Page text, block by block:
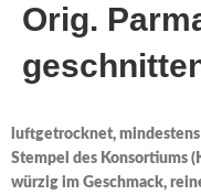
Orig.
luftgetrocknet,
Stempel des Konsortiums
würzig im Geschmack,